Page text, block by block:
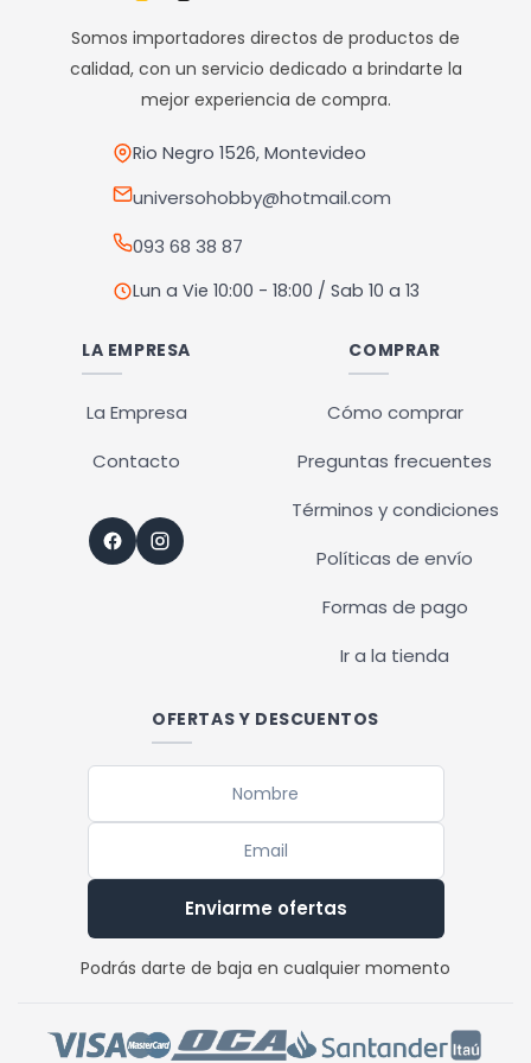
opciones
se
pueden
producto
Somos importadores directos de productos de
calidad, con un servicio dedicado a brindarte la
mejor experiencia de compra.
Rio Negro 1526, Montevideo
universohobby@hotmail.com
093 68 38 87
Lun a Vie 10:00 - 18:00 / Sab 10 a 13
LA EMPRESA
La Empresa
Contacto
COMPRAR
Cómo comprar
Preguntas frecuentes
Términos y condiciones
Políticas de envío
Formas de pago
Ir a la tienda
OFERTAS Y DESCUENTOS
Enviarme ofertas
Podrás darte de baja en cualquier momento